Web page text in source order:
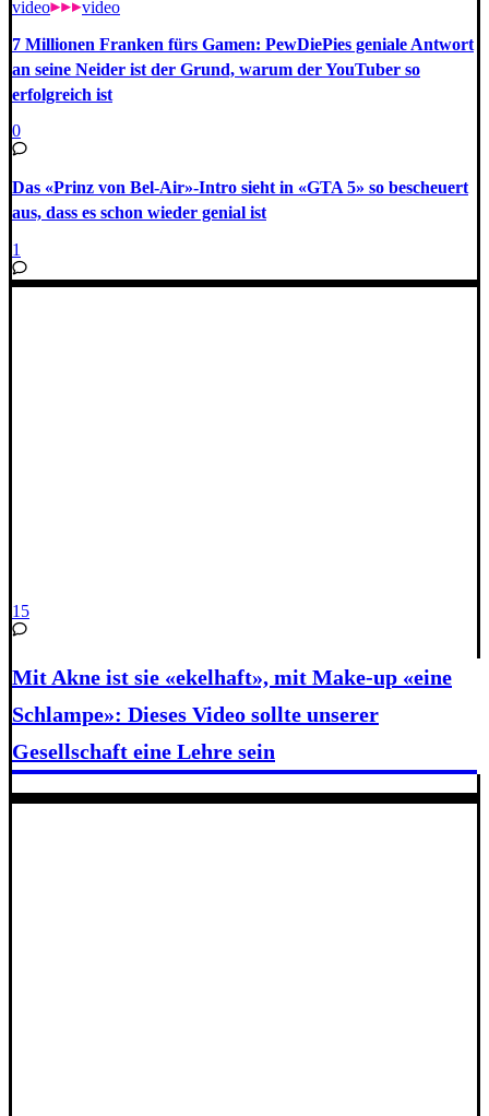
video video
7 Millionen Franken fürs Gamen: PewDiePies geniale Antwort
an seine Neider ist der Grund, warum der YouTuber so
erfolgreich ist
0
Das «Prinz von Bel-Air»-Intro sieht in «GTA 5» so bescheuert
aus, dass es schon wieder genial ist
1
15
Mit Akne ist sie «ekelhaft», mit Make-up «eine
Schlampe»: Dieses Video sollte unserer
Gesellschaft eine Lehre sein